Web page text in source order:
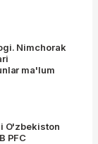
Nimchorak
ma'lum
O'zbekiston
PFC